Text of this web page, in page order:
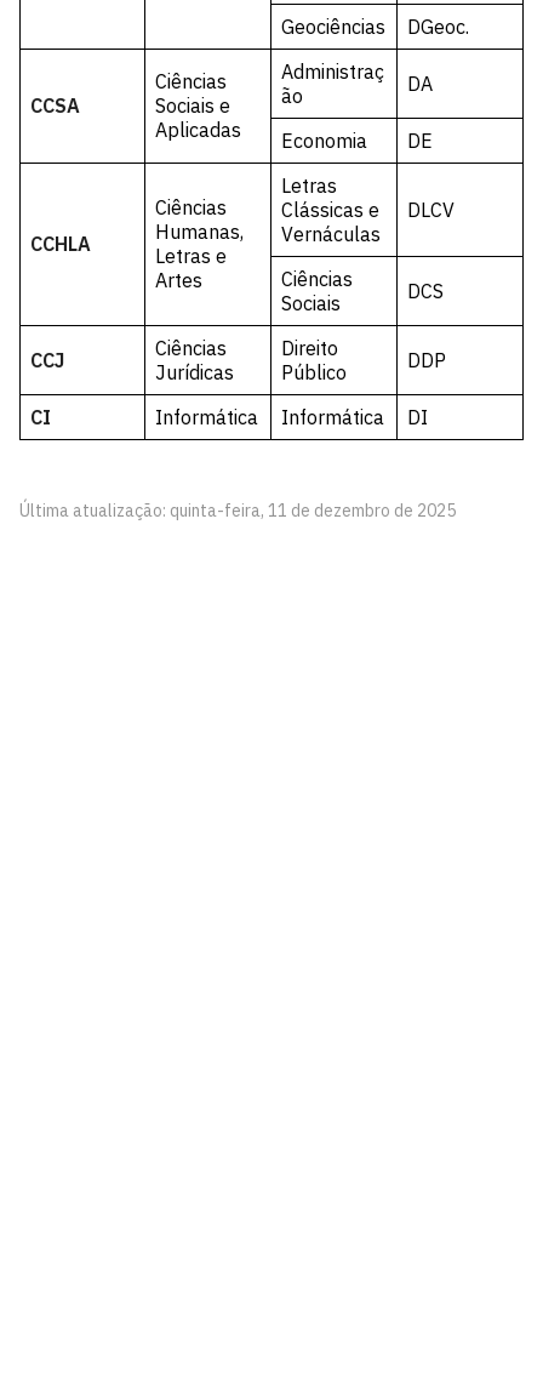
Geociências DGeoc.
CCSA
Ciências
Sociais e
Aplicadas
Administraç
ão
DA
Economia DE
CCHLA
Ciências
Humanas,
Letras e
Artes
Letras
Clássicas e
Vernáculas
DLCV
Ciências
Sociais
DCS
CCJ
Ciências
Jurídicas
Direito
Público
DDP
CI Informática Informática DI
Última atualização: quinta-feira, 11 de dezembro de 2025